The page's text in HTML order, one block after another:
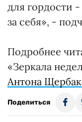
для гордости -
за себя», -
Подробнее
«Зеркала
Антона
Поделиться